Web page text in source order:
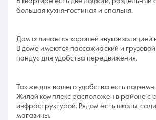
большая кухня-гостиная и спальня.
Дом отличается хорошей звукоизоляцией
В доме имеются пассажирский и
пандус для удобства передвижения.
Так же для вашего удобства есть
Жилой комплекс расположен в районе с
инфраструктурой. Рядом есть школы,
магазины.